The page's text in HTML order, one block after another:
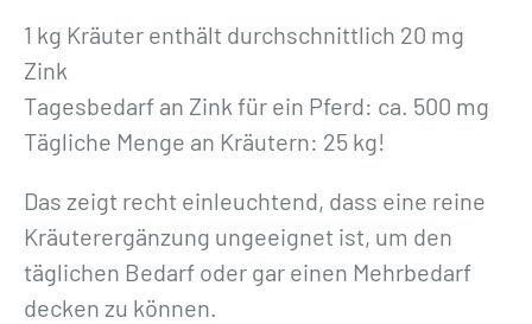
1 kg Kräuter enthält durchschnittlich 20 mg
Zink
Tagesbedarf an Zink für ein Pferd: ca. 500 mg
Tägliche Menge an Kräutern: 25 kg!
Das zeigt recht einleuchtend, dass eine reine
Kräuterergänzung ungeeignet ist, um den
täglichen Bedarf oder gar einen Mehrbedarf
decken zu können.